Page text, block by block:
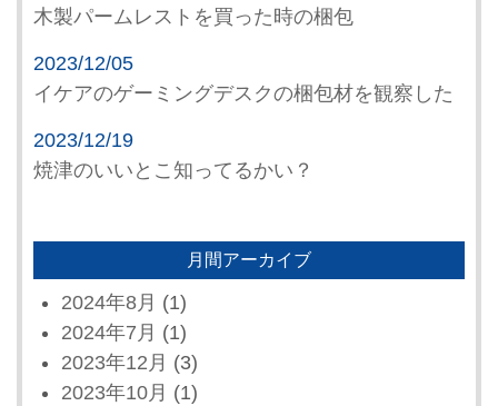
木製パームレストを買った時の梱包
2023/12/05
イケアのゲーミングデスクの梱包材を観察した
2023/12/19
焼津のいいとこ知ってるかい？
月間アーカイブ
2024年8月 (1)
2024年7月 (1)
2023年12月 (3)
2023年10月 (1)